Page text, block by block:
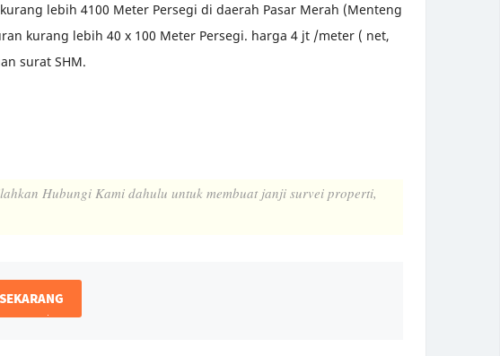
lebih 4100 Meter Persegi di daerah Pasar Merah (Menteng
kurang lebih 40 x 100 Meter Persegi. harga 4 jt /meter ( net,
surat SHM.
Hubungi Kami dahulu untuk membuat janji survei properti,